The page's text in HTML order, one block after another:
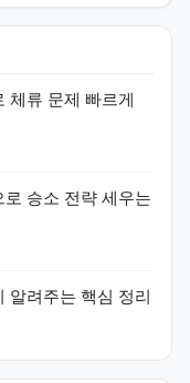
체류 문제 빠르게
승소 전략 세우는
알려주는 핵심 정리